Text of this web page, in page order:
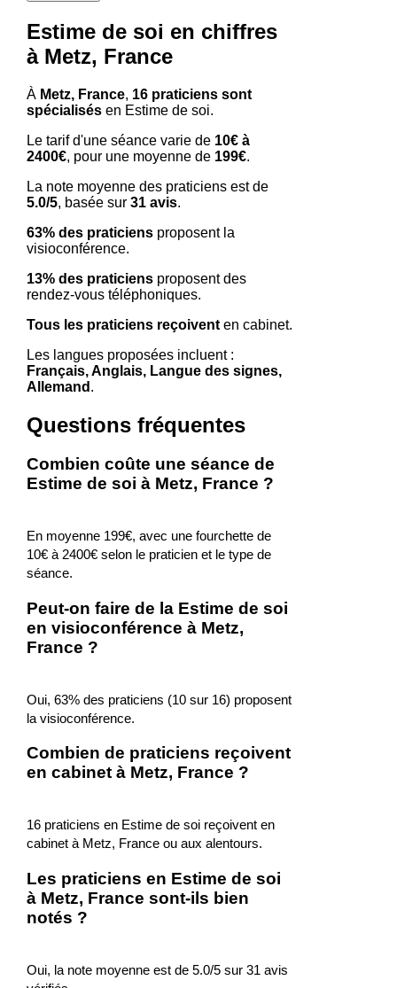
Estime de soi en chiffres
à Metz, France
À Metz, France, 16 praticiens sont
spécialisésen Estime de soi.
Le tarif d'une séance varie de 10€ à
2400€, pour une moyenne de 199€.
La note moyenne des praticiens est de
5.0/5, basée sur 31 avis.
63% des praticiensproposent la
visioconférence.
13% des praticiensproposent des
rendez-vous téléphoniques.
Tous les praticiens reçoiventen cabinet.
Les langues proposées incluent :
Français, Anglais, Langue des signes,
Allemand .
Questions fréquentes
Combien coûte une séance de
Estime de soi à Metz, France ?
En moyenne 199€, avec une fourchette de
10€ à 2400€ selon le praticien et le type de
séance.
Peut-on faire de la Estime de soi
en visioconférence à Metz,
France ?
Oui, 63% des praticiens (10 sur 16) proposent
la visioconférence.
Combien de praticiens reçoivent
en cabinet à Metz, France ?
16 praticiens en Estime de soi reçoivent en
cabinet à Metz, France ou aux alentours.
Les praticiens en Estime de soi
à Metz, France sont-ils bien
notés ?
Oui, la note moyenne est de 5.0/5 sur 31 avis